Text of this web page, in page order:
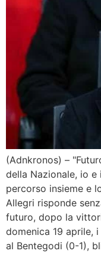
(Adnkronos) –
della Nazionale, io
percorso insieme e
Allegri risponde
futuro, dopo la
domenica 19 aprile,
al Bentegodi (0-1),